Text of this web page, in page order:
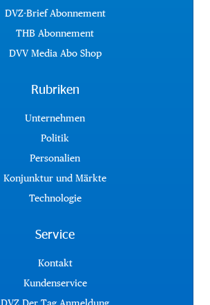
DVZ-Brief Abonnement
THB Abonnement
DVV Media Abo Shop
Rubriken
Unternehmen
Politik
Personalien
Konjunktur und Märkte
Technologie
Service
Kontakt
Kundenservice